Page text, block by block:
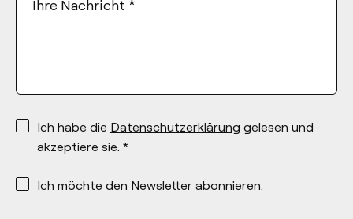
Ihre Nachricht *
*
Ich habe die Datenschutzerklärung gelesen und
akzeptiere sie. *
*
Ich möchte den Newsletter abonnieren.